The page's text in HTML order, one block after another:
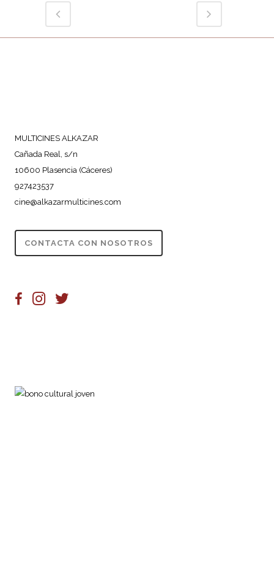
MULTICINES ALKAZAR
Cañada Real, s/n
10600 Plasencia (Cáceres)
927423537
cine@alkazarmulticines.com
CONTACTA CON NOSOTROS